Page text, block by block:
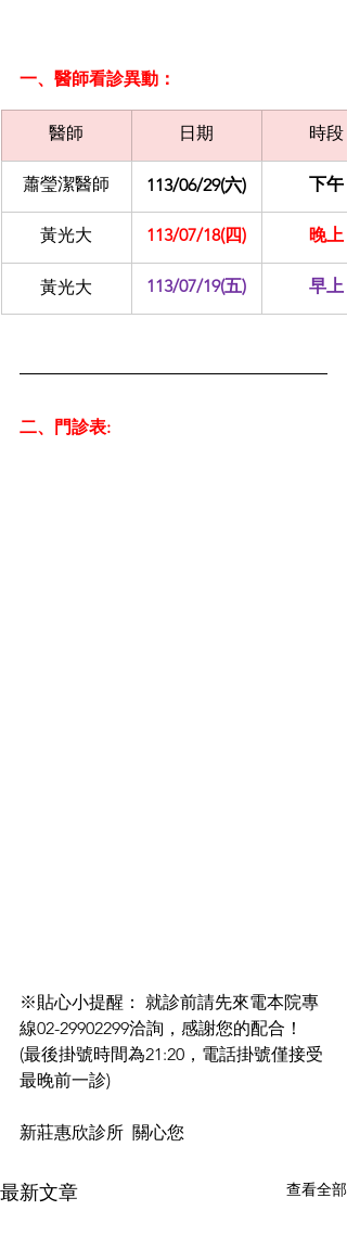
一、醫師看診異動：
醫師 日期 時段
蕭瑩潔醫師 113/06/29(六) 下午
黃光大 113/07/18(四) 晚上
黃光大 113/07/19(五) 早上
二、門診表:
※貼心小提醒： 就診前請先來電本院專
線02-29902299洽詢，感謝您的配合！
(最後掛號時間為21:20，電話掛號僅接受
最晚前一診)
新莊惠欣診所  關心您
最新文章 查看全部